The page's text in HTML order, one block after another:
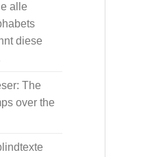
alle
diese
The
over the